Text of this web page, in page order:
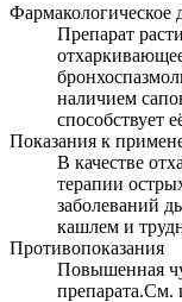
Фармакологическое
Препарат
наличием
способствует
Показания к
В качестве
терапии
заболеваний
кашлем и
Противопоказания
Повышенная
препарата.См.